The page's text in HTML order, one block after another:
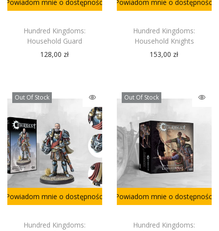
Powiadom mnie o dostępności
Hundred Kingdoms:
Household Guard
128,00 zł
Powiadom mnie o dostępności
Hundred Kingdoms:
Household Knights
153,00 zł
Out Of Stock
Powiadom mnie o dostępności
Hundred Kingdoms:
Out Of Stock
Powiadom mnie o dostępności
Hundred Kingdoms: